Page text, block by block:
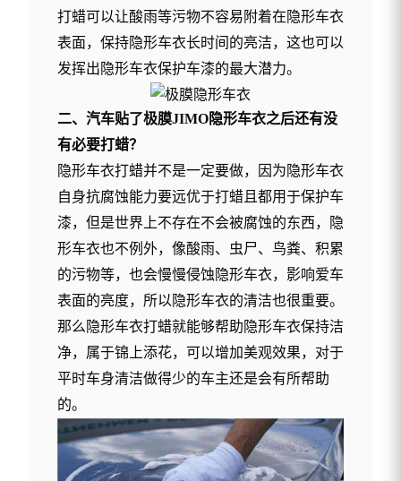
打蜡可以让酸雨等污物不容易附着在隐形车衣
表面，保持隐形车衣长时间的亮洁，这也可以
发挥出隐形车衣保护车漆的最大潜力。
二、汽车贴了极膜JIMO隐形车衣之后还有没
有必要打蜡？
隐形车衣打蜡并不是一定要做，因为隐形车衣
自身抗腐蚀能力要远优于打蜡且都用于保护车
漆，但是世界上不存在不会被腐蚀的东西，隐
形车衣也不例外，像酸雨、虫尸、鸟粪、积累
的污物等，也会慢慢侵蚀隐形车衣，影响爱车
表面的亮度，所以隐形车衣的清洁也很重要。
那么隐形车衣打蜡就能够帮助隐形车衣保持洁
净，属于锦上添花，可以增加美观效果，对于
平时车身清洁做得少的车主还是会有所帮助
的。